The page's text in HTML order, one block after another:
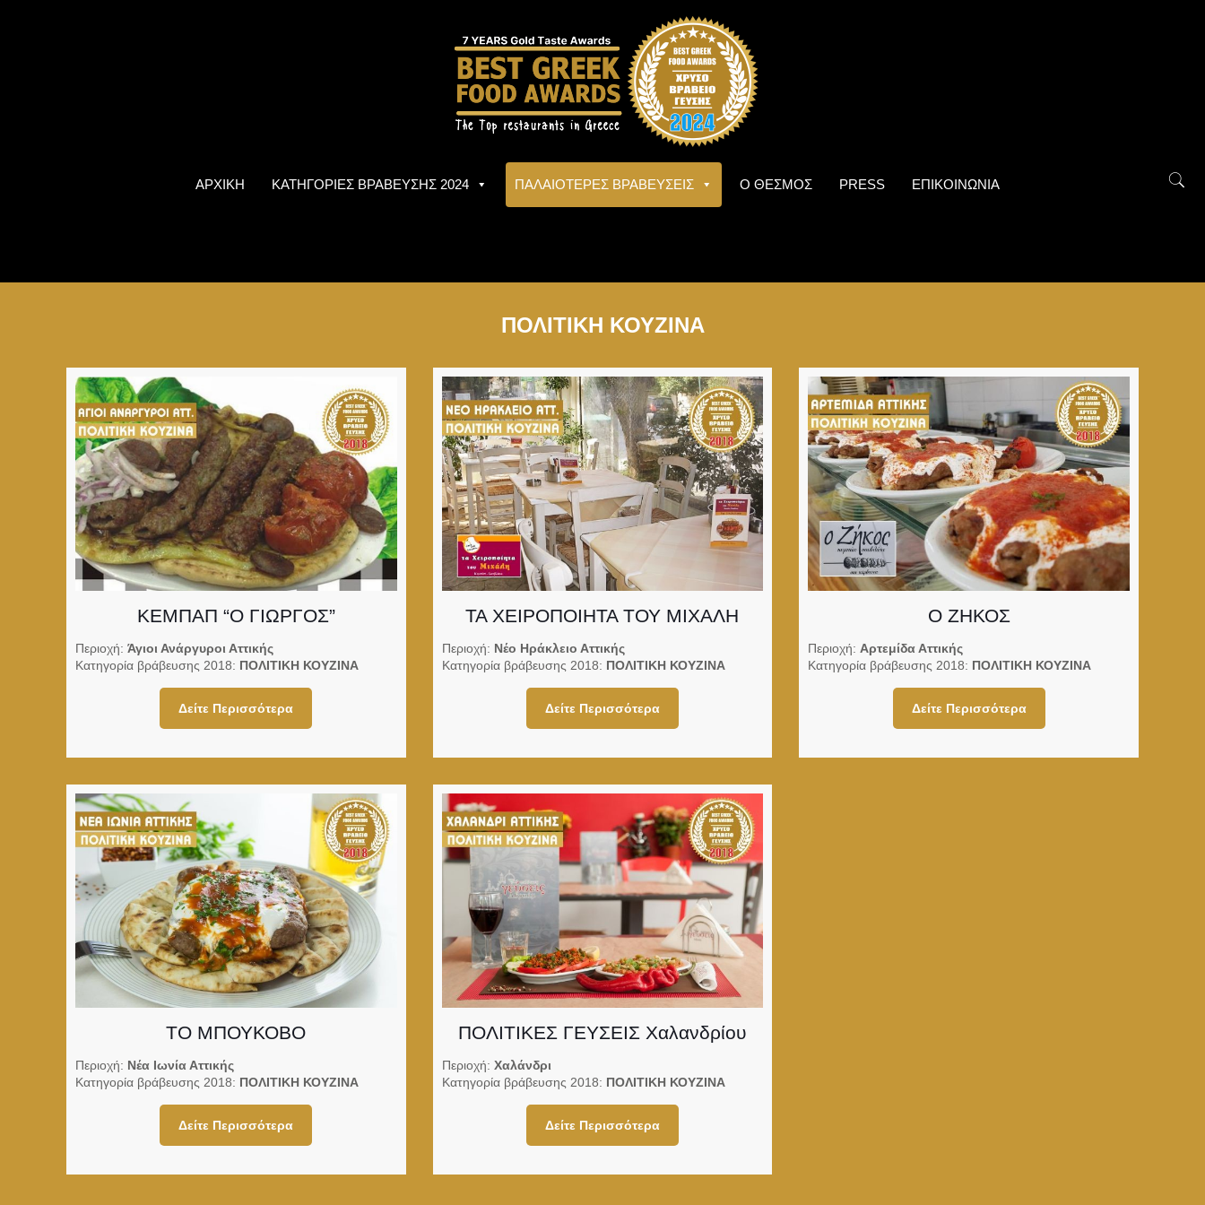
ΑΡΧΙΚΗ ΚΑΤΗΓΟΡΙΕΣ ΒΡΑΒΕΥΣΗΣ 2024 ΠΑΛΑΙΟΤΕΡΕΣ ΒΡΑΒΕΥΣΕΙΣ Ο ΘΕΣΜΟΣ PRESS ΕΠΙΚΟΙΝΩΝΙΑ
ΠΟΛΙΤΙΚΗ ΚΟΥΖΙΝΑ
ΚΕΜΠΑΠ “Ο ΓΙΩΡΓΟΣ”
Περιοχή:Άγιοι Ανάργυροι Αττικής
Κατηγορία βράβευσης 2018: ΠΟΛΙΤΙΚΗ ΚΟΥΖΙΝΑ
Δείτε Περισσότερα
ΤΑ ΧΕΙΡΟΠΟΙΗΤΑ ΤΟΥ ΜΙΧΑΛΗ
Περιοχή: Νέο Ηράκλειο Αττικής
Κατηγορία βράβευσης 2018: ΠΟΛΙΤΙΚΗ ΚΟΥΖΙΝΑ
Δείτε Περισσότερα
Ο ΖΗΚΟΣ
Περιοχή: Αρτεμίδα Αττικής
Κατηγορία βράβευσης 2018: ΠΟΛΙΤΙΚΗ ΚΟΥΖΙΝΑ
Δείτε Περισσότερα
ΤΟ ΜΠΟΥΚΟΒΟ
Περιοχή: Νέα Ιωνία Αττικής
Κατηγορία βράβευσης 2018: ΠΟΛΙΤΙΚΗ ΚΟΥΖΙΝΑ
Δείτε Περισσότερα
ΠΟΛΙΤΙΚΕΣ ΓΕΥΣΕΙΣ Χαλανδρίου
Περιοχή: Χαλάνδρι
Κατηγορία βράβευσης 2018: ΠΟΛΙΤΙΚΗ ΚΟΥΖΙΝΑ
Δείτε Περισσότερα